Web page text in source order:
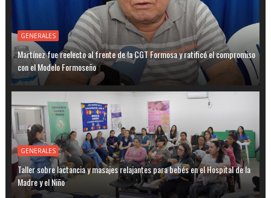
GENERALES
Martínez fue reelecto al frente de la CGT Formosa y ratificó el compromiso
con el Modelo Formoseño
GENERALES
Taller sobre lactancia y masajes relajantes para bebés en el Hospital de la
Madre y el Niño